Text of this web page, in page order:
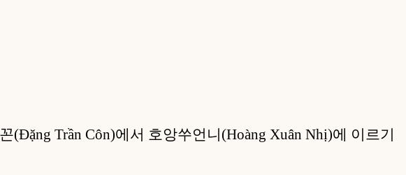
(Đặng Trần Côn)에서 호앙쑤언니(Hoàng Xuân Nhị)에 이르기